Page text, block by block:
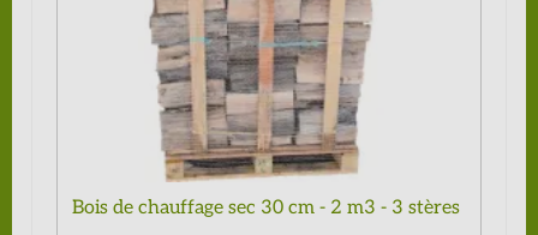
Bois de chauffage sec 30 cm - 2 m3 - 3 stères